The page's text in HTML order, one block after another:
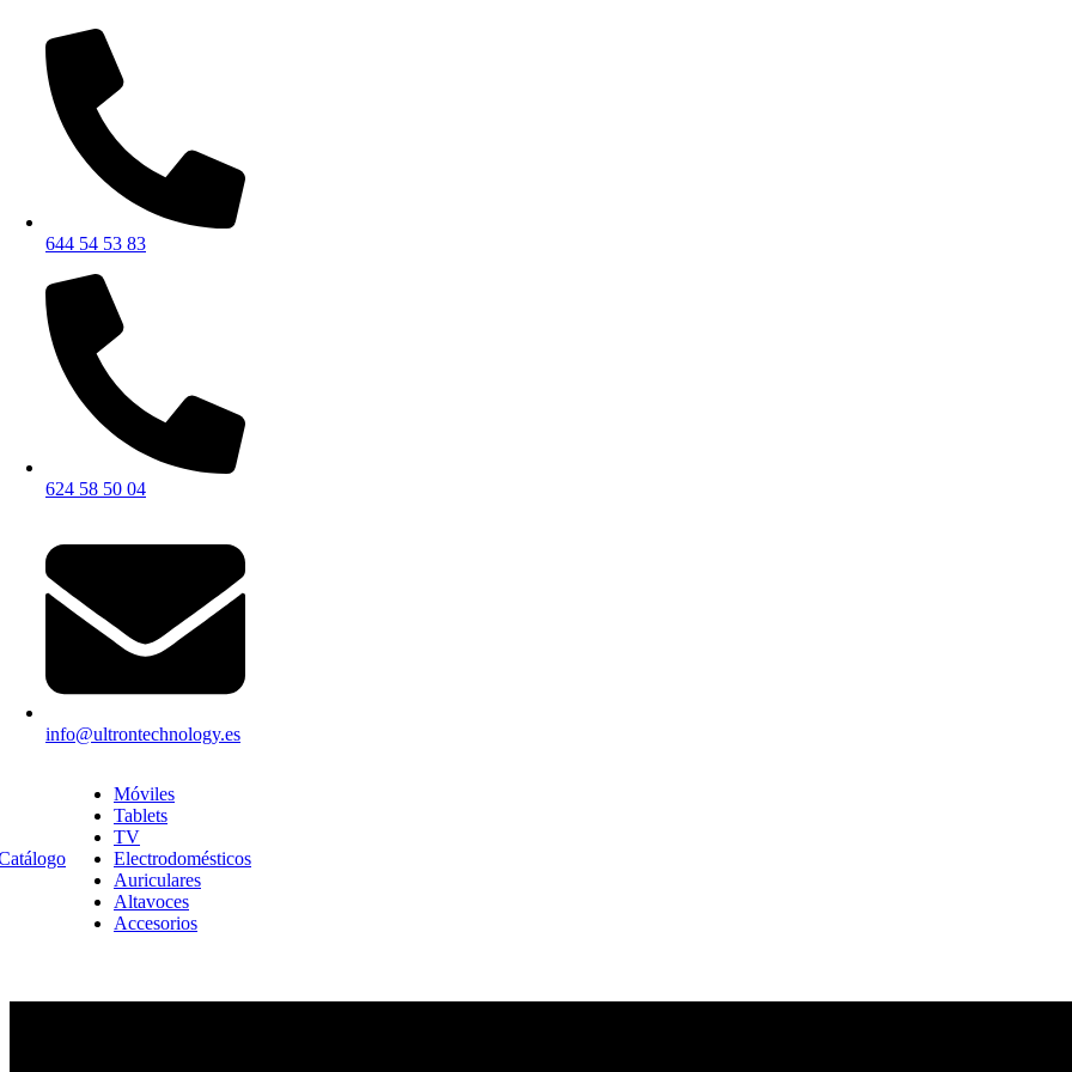
644 54 53 83
624 58 50 04
info@ultrontechnology.es
Móviles
Tablets
TV
Electrodomésticos
Auriculares
Altavoces
Accesorios